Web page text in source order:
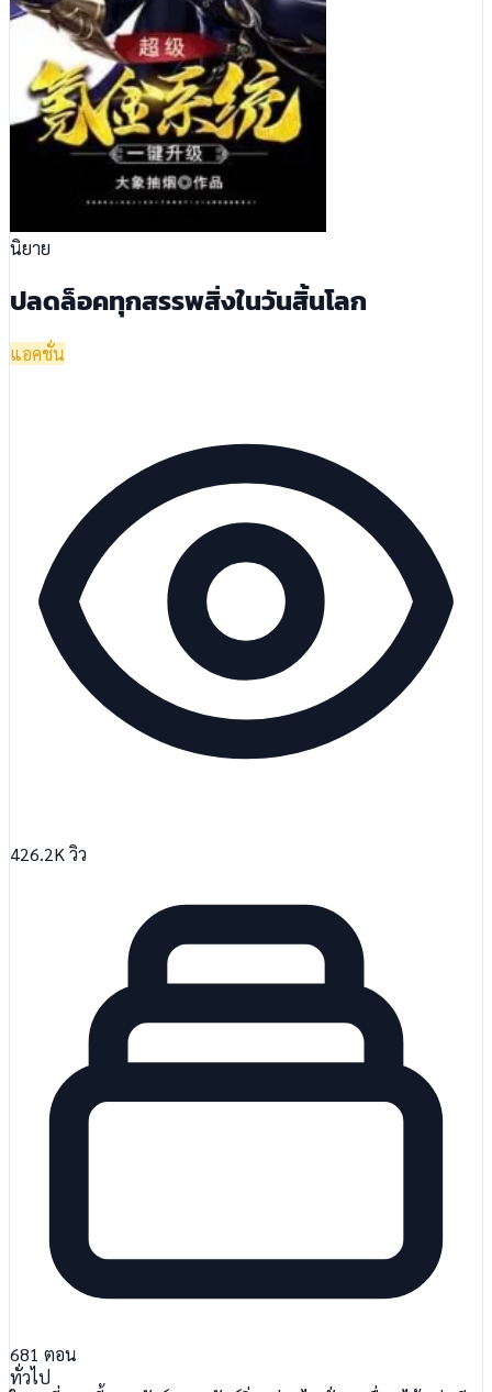
นิยาย
ปลดล็อคทุกสรรพสิ่งในวันสิ้นโลก
แอคชั่น
426.2K วิว
681 ตอน
ทั่วไป